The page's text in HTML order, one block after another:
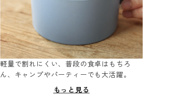
軽量で割れにくい、普段の食卓はもちろ
ん、キャンプやパーティーでも大活躍。
もっと見る